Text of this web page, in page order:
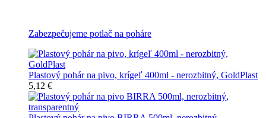
Zabezpečujeme potlač na poháre
Plastový pohár na pivo, krígeľ 400ml - nerozbitný, GoldPlast
5,12 €